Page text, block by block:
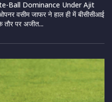
Ball Dominance Under Ajit
वसीम जाफर ने हाल ही में बीसीसीआई
पर अजीत...